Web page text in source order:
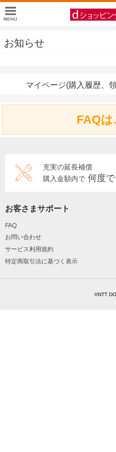
お知らせ
マイページ(購入履歴、
FAQは
充実の延長補償
購入金額内で 何度
お客さまサポート
FAQ
お問い合わせ
サービス利用規約
特定商取引法に基づく表示
©NTT